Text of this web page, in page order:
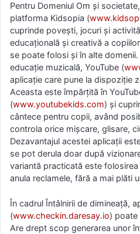
Pentru Domeniul Om și
platforma Kidsopia (
cuprinde povești, jocuri și
educațională și creativă a
se poate folosi și în alte
educație muzicală, YouTube (
aplicație care pune la dispoziție
Aceasta este împărțită în
(www.youtubekids.com) și
cântece pentru copii, având
controla orice mișcare, glisare,
Dezavantajul acestei aplicații
se pot derula doar după
variantă practicată este
anula reclamele, fără a mai plăti
În cadrul Întâlnirii de dimineață,
(www.checkin.daresay.io) poate
Are drept scop generarea unor